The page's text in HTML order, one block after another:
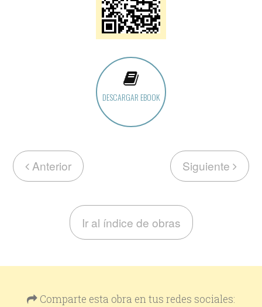
DESCARGAR EBOOK
Anterior Siguiente
Ir al índice de obras
Comparte esta obra en tus redes sociales: